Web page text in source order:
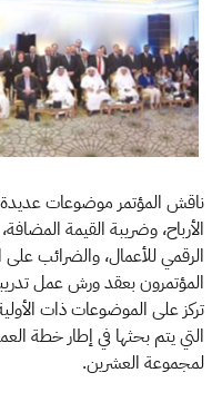
ناقش المؤتمر موضوعات عديدة
الأرباح، وضريبة القيمة
الرقمي للأعمال، والضرائب
المؤتمرون بعقد ورش عمل
تركز على الموضوعات ذات
التي يتم بحثها في إطار خطة
لمجموعة العشرين.​